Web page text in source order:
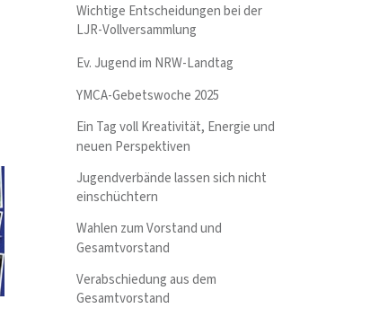
Wichtige Entscheidungen bei der
LJR-Vollversammlung
Ev. Jugend im NRW-Landtag
YMCA-Gebetswoche 2025
Ein Tag voll Kreativität, Energie und
neuen Perspektiven
Jugendverbände lassen sich nicht
einschüchtern
Wahlen zum Vorstand und
Gesamtvorstand
Verabschiedung aus dem
Gesamtvorstand